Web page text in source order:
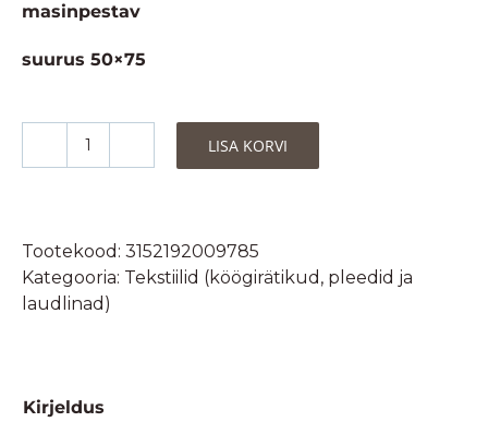
masinpestav
suurus 50×75
Coucke
de
France-
100%
LISA KORVI
Tootekood: 3152192009785
Kategooria: Tekstiilid (köögirätikud, pleedid ja
laudlinad)
Kirjeldus